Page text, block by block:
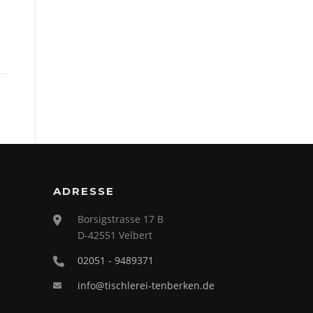
ADRESSE
Borsigstrasse 17 B
D-42551 Velbert
02051 - 9489371
info@tischlerei-tenberken.de